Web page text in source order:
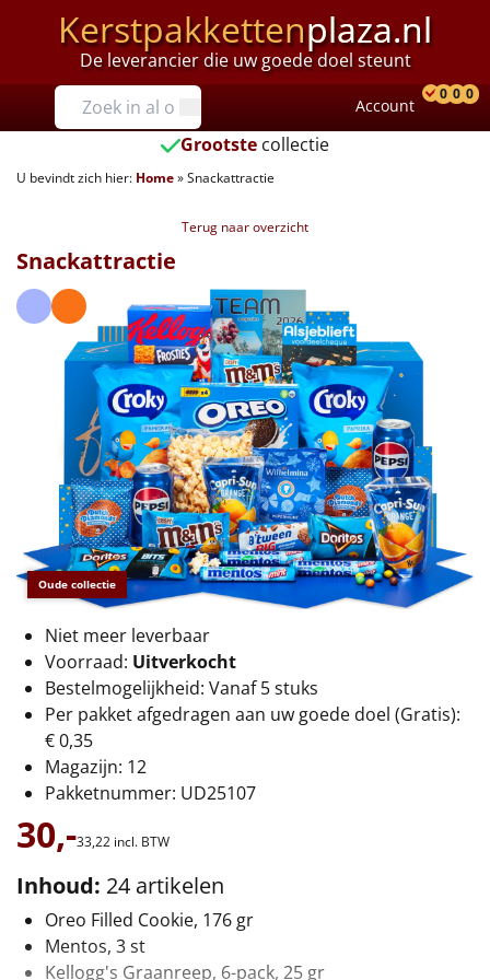
Kerstpakkettenplaza.nl
De leverancier die uw goede doel steunt
Prijzen
Tot €25
€25 tot €35
€40 tot €45
€45 tot €50
€50 tot €55
€55 tot €75
€75 tot €100
€100 en hoger
Alle kerstpakketten 2026
Thema
Origineel
Rituals
Luxe
Mannen
Vrouwen
Duurzaam
Account
0 0 0
Grootste collectie
U bevindt zich hier: Home»Snackattractie
Terug naar overzicht
Oude collectie
Snackattractie
Niet meer leverbaar
Voorraad: Uitverkocht
Bestelmogelijkheid: Vanaf 5 stuks
Per pakket afgedragen aan uw goede doel (Gratis):
€ 0,35
Magazijn: 12
Pakketnummer: UD25107
30,-33,22 incl. BTW
Inhoud: 24 artikelen
Oreo Filled Cookie, 176 gr
Mentos, 3 st
Kellogg's Graanreep, 6-pack, 25 gr